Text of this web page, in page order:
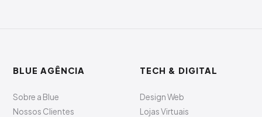
BLUE AGÊNCIA
Sobre a Blue
Nossos Clientes
TECH & DIGITAL
Design Web
Lojas Virtuais